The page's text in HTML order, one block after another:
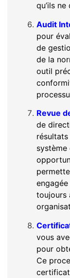
qu’ils
Audit
pour
de
de la
outil
Revue
de
résultats
toujours
vous
pour
Ce